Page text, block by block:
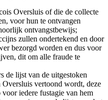
Oversluis of die de collecte
voor hun te ontvangen
ontvangstbewijs;
zullen ondertekend en door
bezorgd worden en dus voor
dit om alle fraude te
de lijst van de uitgestoken
Oversluis vertoond wordt, deze
iedere fustagie van hem